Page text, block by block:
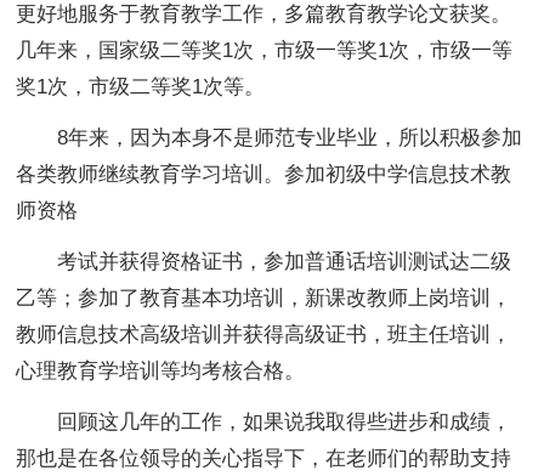
更好地服务于教育教学工作，多篇教育教学论文获奖。
几年来，国家级二等奖1次，市级一等奖1次，市级一等
奖1次，市级二等奖1次等。
8年来，因为本身不是师范专业毕业，所以积极参加
各类教师继续教育学习培训。参加初级中学信息技术教
师资格
考试并获得资格证书，参加普通话培训测试达二级
乙等；参加了教育基本功培训，新课改教师上岗培训，
教师信息技术高级培训并获得高级证书，班主任培训，
心理教育学培训等均考核合格。
回顾这几年的工作，如果说我取得些进步和成绩，
那也是在各位领导的关心指导下，在老师们的帮助支持